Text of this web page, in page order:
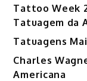
Tattoo Week
Tatuagem da
Tatuagens
Charles
Americana